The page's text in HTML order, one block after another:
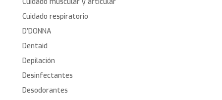
Cuidado respiratorio
D’DONNA
Dentaid
Depilación
Desinfectantes
Desodorantes